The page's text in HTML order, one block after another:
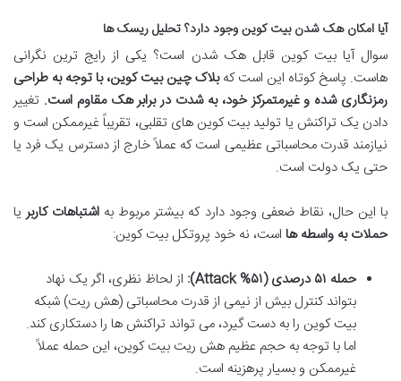
آیا امکان هک شدن بیت کوین وجود دارد؟ تحلیل ریسک ها
سوال آیا بیت کوین قابل هک شدن است؟ یکی از رایج ترین نگرانی
هاست. پاسخ کوتاه این است کهبلاک چین بیت کوین، با توجه به طراحی
رمزنگاری شده و غیرمتمرکز خود، به شدت در برابر هک مقاوم است. تغییر
دادن یک تراکنش یا تولید بیت کوین های تقلبی، تقریباً غیرممکن است و
نیازمند قدرت محاسباتی عظیمی است که عملاً خارج از دسترس یک فرد یا
حتی یک دولت است.
با این حال، نقاط ضعفی وجود دارد که بیشتر مربوط به اشتباهات کاربریا
حملات به واسطه ها است، نه خود پروتکل بیت کوین:
حمله ۵۱ درصدی (۵۱% Attack):
از لحاظ نظری، اگر یک نهاد
بتواند کنترل بیش از نیمی از قدرت محاسباتی (هش ریت) شبکه
بیت کوین را به دست گیرد، می تواند تراکنش ها را دستکاری کند.
اما با توجه به حجم عظیم هش ریت بیت کوین، این حمله عملاً
غیرممکن و بسیار پرهزینه است.